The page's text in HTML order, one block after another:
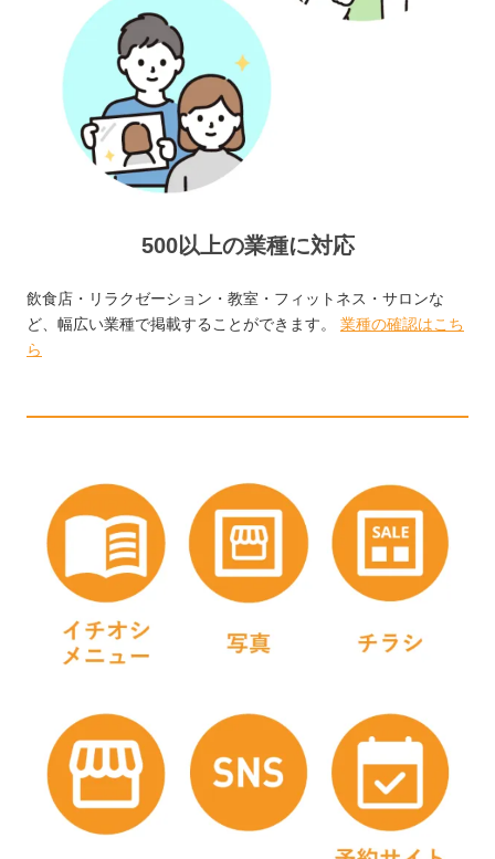
500以上の業種に対応
飲食店・リラクゼーション・教室・フィットネス・サロンな
ど、幅広い業種で掲載することができます。 業種の確認はこち
ら